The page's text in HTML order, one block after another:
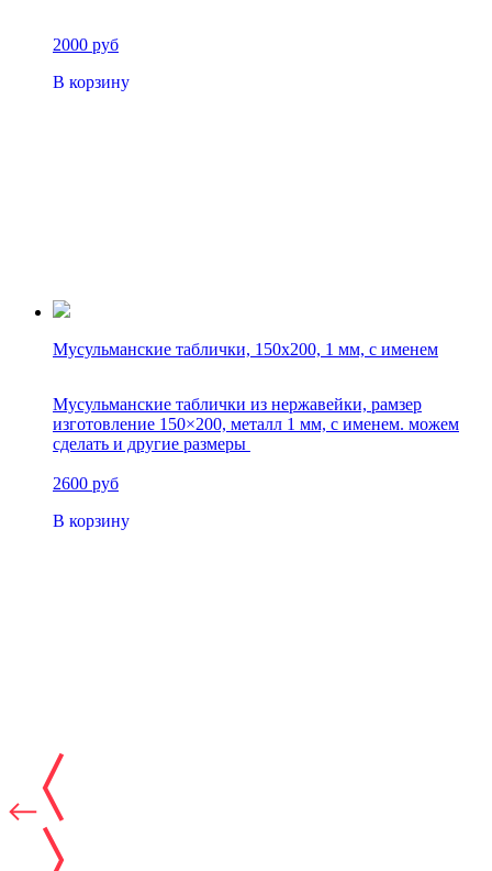
2000 руб
В корзину
Мусульманские таблички, 150х200, 1 мм, с именем
Мусульманские таблички из нержавейки, рамзер
изготовление 150×200, металл 1 мм, с именем. можем
сделать и другие размеры
2600 руб
В корзину